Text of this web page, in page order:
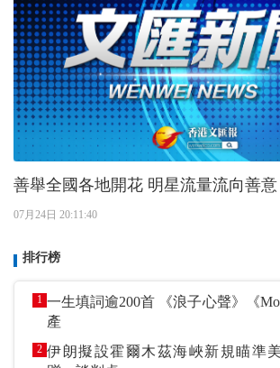
善舉全國各地開花 明星流量流向善意
07月24日 20:11:40
排行榜
1 一生填詞逾200首 《浪子心聲》《Monica》成永恒遺
產
2 伊朗擬設霍爾木茲海峽新規瞄準